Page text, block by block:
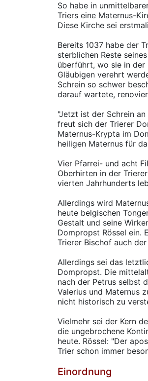
So habe in
Triers eine Maternus-
Diese Kirche sei
Bereits 1037 habe der
sterblichen Reste
überführt, wo sie in der
Gläubigen verehrt
Schrein so schwer
darauf wartete,
"Jetzt ist der Schrein
freut sich der Trierer
Maternus-Krypta im
heiligen Maternus für
Vier Pfarrei- und acht
Oberhirten in der
vierten Jahrhunderts
Allerdings wird
heute belgischen
Gestalt und seine
Dompropst Rössel ein.
Trierer Bischof auch
Allerdings sei das
Dompropst. Die
nach der Petrus selbst
Valerius und Maternus
nicht historisch zu
Vielmehr sei der Kern
die ungebrochene
heute. Rössel: "Der
Trier schon immer
Einordnung